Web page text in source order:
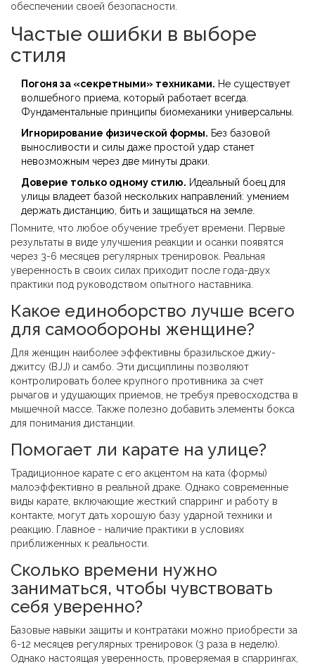
обеспечении своей безопасности.
Частые ошибки в выборе
стиля
Погоня за «секретными» техниками. Не существует
волшебного приема, который работает всегда.
Фундаментальные принципы биомеханики универсальны.
Игнорирование физической формы. Без базовой
выносливости и силы даже простой удар станет
невозможным через две минуты драки.
Доверие только одному стилю. Идеальный боец для
улицы владеет базой нескольких направлений: умением
держать дистанцию, бить и защищаться на земле.
Помните, что любое обучение требует времени. Первые
результаты в виде улучшения реакции и осанки появятся
через 3-6 месяцев регулярных тренировок. Реальная
уверенность в своих силах приходит после года-двух
практики под руководством опытного наставника.
Какое единоборство лучше всего
для самообороны женщине?
Для женщин наиболее эффективны бразильское джиу-
джитсу (BJJ) и самбо. Эти дисциплины позволяют
контролировать более крупного противника за счет
рычагов и удушающих приемов, не требуя превосходства в
мышечной массе. Также полезно добавить элементы бокса
для понимания дистанции.
Помогает ли карате на улице?
Традиционное карате с его акцентом на ката (формы)
малоэффективно в реальной драке. Однако современные
виды карате, включающие жесткий спарринг и работу в
контакте, могут дать хорошую базу ударной техники и
реакцию. Главное - наличие практики в условиях
приближенных к реальности.
Сколько времени нужно
заниматься, чтобы чувствовать
себя уверенно?
Базовые навыки защиты и контратаки можно приобрести за
6-12 месяцев регулярных тренировок (3 раза в неделю).
Однако настоящая уверенность, проверяемая в спаррингах,